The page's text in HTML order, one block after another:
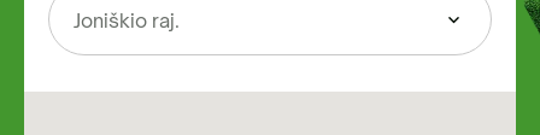
Joniškio raj.